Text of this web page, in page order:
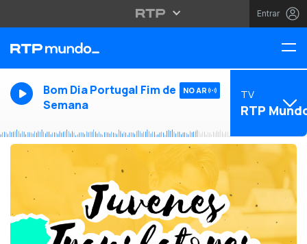
Entrar
Bom Dia Portugal Fim de
Semana
NO AR TV
RTP